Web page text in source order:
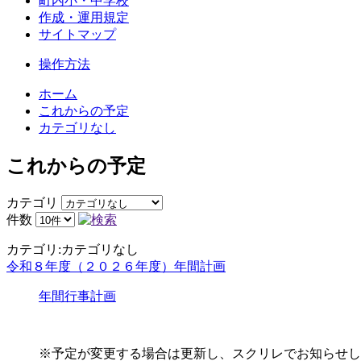
作成・運用規定
サイトマップ
操作方法
ホーム
これからの予定
カテゴリなし
これからの予定
カテゴリ
件数
カテゴリ:カテゴリなし
令和８年度（２０２６年度）年間計画
年間行事計画
※予定が変更する場合は更新し、スクリレでお知らせ